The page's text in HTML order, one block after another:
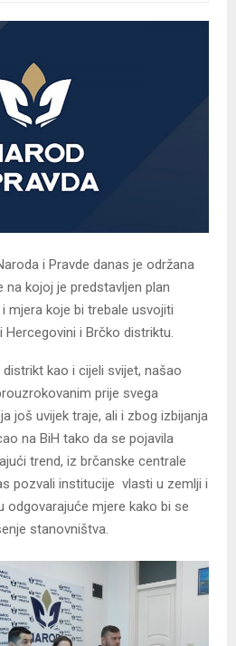
i Pravde danas je održana
kojoj je predstavljen plan
mjera koje bi trebale usvojiti
i Brčko distriktu.
kao i cijeli svijet, našao
prije svega
još uvijek traje, ali i zbog izbijanja
na BiH tako da se pojavila
trend, iz brčanske centrale
pozvali institucije vlasti u zemlji i
odgovarajuće mjere kako bi se
stanovništva.